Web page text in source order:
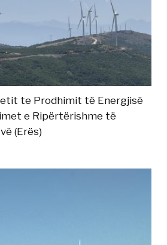
te Prodhimit të Energjisë
e Ripërtërishme të
(Erës)